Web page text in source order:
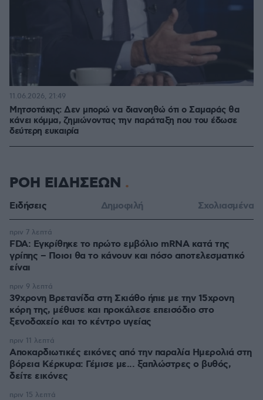
Μητσοτάκης: Δεν μπορώ να διανοηθώ ότι ο Σαμαράς θα
κάνει κόμμα, ζημιώνοντας την παράταξη που του έδωσε
δεύτερη ευκαιρία
11.06.2026, 21:49
ΡΟΗ ΕΙΔΗΣΕΩΝ
Ειδήσεις Δημοφιλή Σχολιασμένα
FDA: Εγκρίθηκε το πρώτο εμβόλιο mRNA κατά της
γρίπης – Ποιοι θα το κάνουν και πόσο αποτελεσματικό
είναι
πριν 7 λεπτά
39χρονη Βρετανίδα στη Σκιάθο ήπιε με την 15χρονη
κόρη της, μέθυσε και προκάλεσε επεισόδιο στο
ξενοδοχείο και το κέντρο υγείας
πριν 9 λεπτά
Αποκαρδιωτικές εικόνες από την παραλία Ημερολιά στη
βόρεια Κέρκυρα: Γέμισε με... ξαπλώστρες ο βυθός,
δείτε εικόνες
πριν 11 λεπτά
πριν 15 λεπτά